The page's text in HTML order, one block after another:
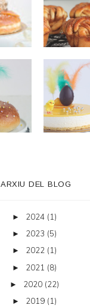
ARXIU DEL BLOG
► 2024 (1)
► 2023 (5)
► 2022 (1)
► 2021 (8)
► 2020 (22)
► 2019 (1)